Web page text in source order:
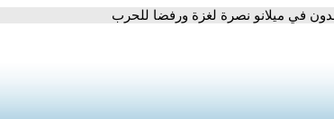
في ميلانو نصرة لغزة ورفضا للحرب